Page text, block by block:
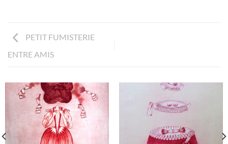
PETIT FUMISTERIE
ENTRE AMIS